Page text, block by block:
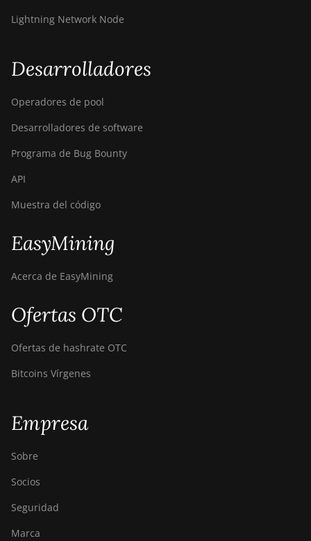
Lightning Network Node
Desarrolladores
Operadores de pool
Desarrolladores de software
Programa de Bug Bounty
API
Muestra del código
EasyMining
Acerca de EasyMining
Ofertas OTC
Ofertas de hashrate OTC
Bitcoins Vírgenes
Empresa
Sobre
Socios
Seguridad
Marca